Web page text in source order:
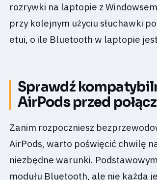
rozrywki na laptopie z
przy kolejnym użyciu słuchawki
etui, o ile Bluetooth w laptopie
Sprawdź
AirPods przed
Zanim rozpoczniesz
AirPods, warto poświęcić chwilę
niezbędne warunki.
modułu Bluetooth, ale nie każda